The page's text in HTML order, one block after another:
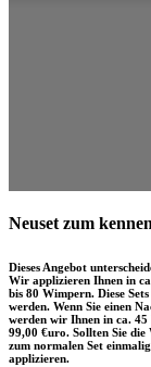
Neuset zum
Dieses Angebot
Wir applizieren Ihnen in
bis 80 Wimpern. Diese
werden. Wenn Sie einen
werden wir Ihnen in ca.
99,00 €uro. Sollten Sie
zum normalen Set
applizieren.